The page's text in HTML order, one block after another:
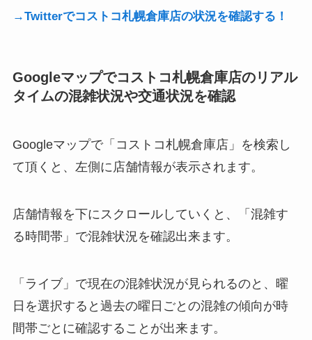
→Twitterでコストコ札幌倉庫店の状況を確認する！
Googleマップでコストコ札幌倉庫店のリアル
タイムの混雑状況や交通状況を確認
Googleマップで「コストコ札幌倉庫店」を検索し
て頂くと、左側に店舗情報が表示されます。
店舗情報を下にスクロールしていくと、「混雑す
る時間帯」で混雑状況を確認出来ます。
「ライブ」で現在の混雑状況が見られるのと、曜
日を選択すると過去の曜日ごとの混雑の傾向が時
間帯ごとに確認することが出来ます。